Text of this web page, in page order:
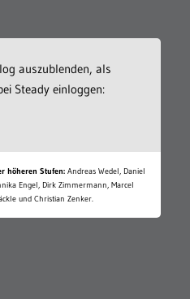
auszublenden, als
Steady einloggen:
höheren Stufen: Andreas Wedel, Daniel
Engel, Dirk Zimmermann, Marcel
und Christian Zenker.